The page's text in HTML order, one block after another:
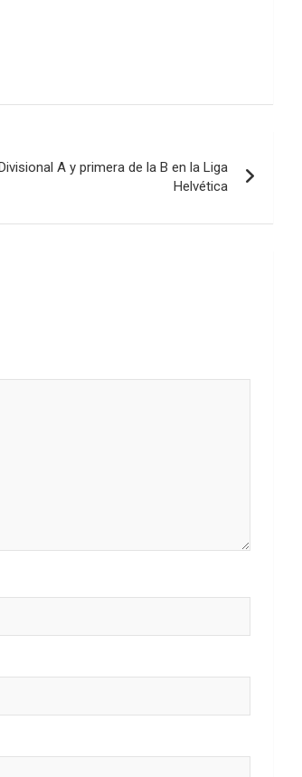
A y primera de la B en la Liga
Helvética